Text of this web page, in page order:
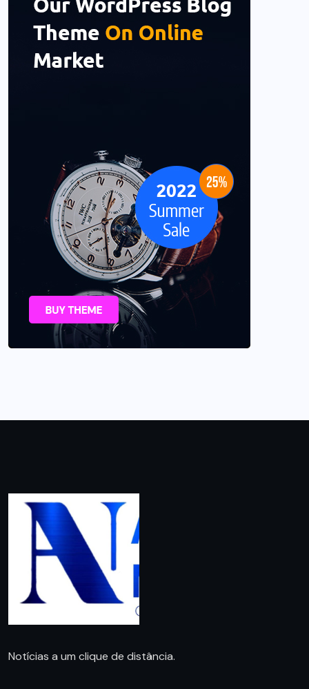
Notícias a um clique de distância.